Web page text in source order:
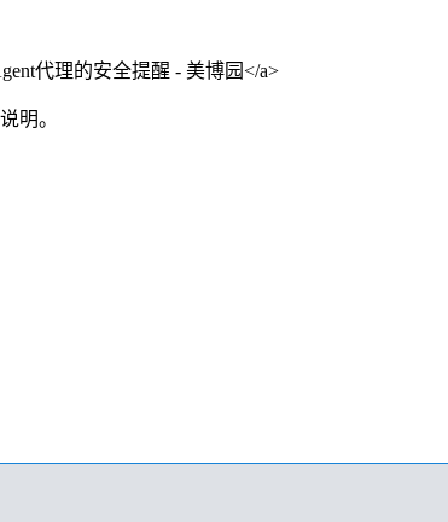
代理的安全提醒 - 美博园</a>
明。